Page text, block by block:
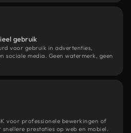
gebruik
voor gebruik in advertenties,
sociale media. Geen watermerk, geen
voor professionele bewerkingen of
prestaties op web en mobiel.